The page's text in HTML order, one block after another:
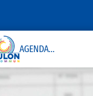
AGENDA...